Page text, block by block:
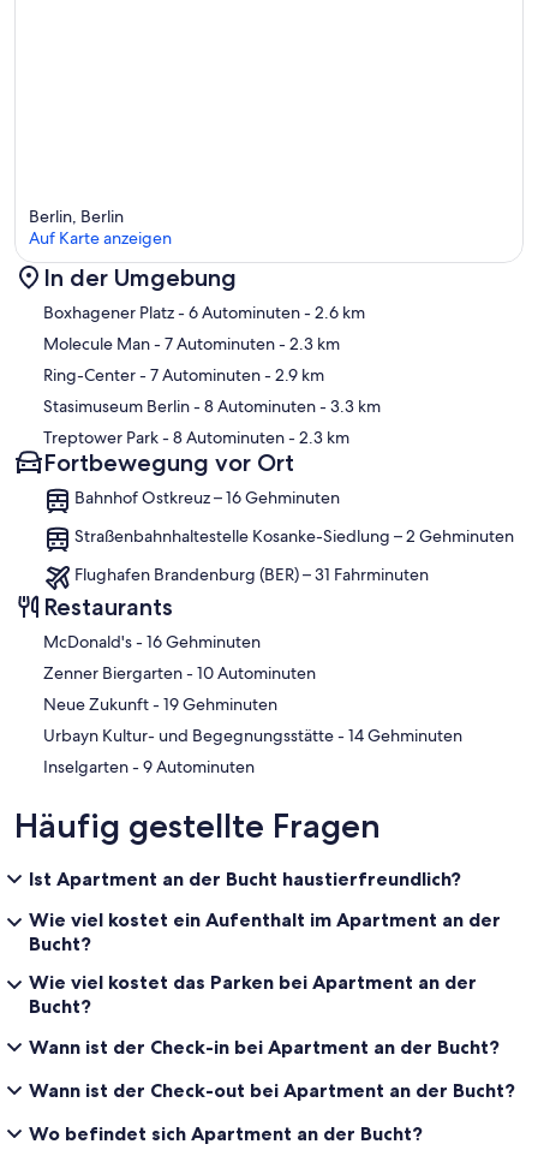
Karte
Berlin, Berlin
Auf Karte anzeigen
In der Umgebung
Boxhagener Platz- 6 Autominuten- 2.6 km
Molecule Man- 7 Autominuten- 2.3 km
Ring-Center- 7 Autominuten- 2.9 km
Stasimuseum Berlin- 8 Autominuten- 3.3 km
Treptower Park- 8 Autominuten- 2.3 km
Fortbewegung vor Ort
Bahnhof Ostkreuz – 16 Gehminuten
Straßenbahnhaltestelle Kosanke-Siedlung – 2 Gehminuten
Flughafen Brandenburg (BER) – 31 Fahrminuten
Restaurants
‪McDonald's - ‬16 Gehminuten
‪Zenner Biergarten - ‬10 Autominuten
‪Neue Zukunft - ‬19 Gehminuten
‪Urbayn Kultur- und Begegnungsstätte - ‬14 Gehminuten
‪Inselgarten - ‬9 Autominuten
Häufig gestellte Fragen
Ist Apartment an der Bucht haustierfreundlich?
Wie viel kostet ein Aufenthalt im Apartment an der
Bucht?
Wie viel kostet das Parken bei Apartment an der
Bucht?
Wann ist der Check-in bei Apartment an der Bucht?
Wann ist der Check-out bei Apartment an der Bucht?
Wo befindet sich Apartment an der Bucht?